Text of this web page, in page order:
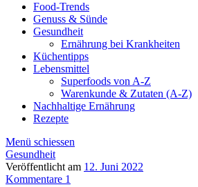
Food-Trends
Genuss & Sünde
Gesundheit
Ernährung bei Krankheiten
Küchentipps
Lebensmittel
Superfoods von A-Z
Warenkunde & Zutaten (A-Z)
Nachhaltige Ernährung
Rezepte
Menü schiessen
Gesundheit
Veröffentlicht am 12. Juni 2022
Kommentare 1